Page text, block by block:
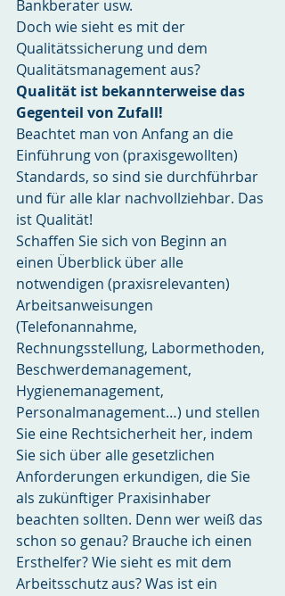
Bankberater usw.
Doch wie sieht es mit der
Qualitätssicherung und dem
Qualitätsmanagement aus?
Qualität ist bekannterweise das
Gegenteil von Zufall!
Beachtet man von Anfang an die
Einführung von (praxisgewollten)
Standards, so sind sie durchführbar
und für alle klar nachvollziehbar. Das
ist Qualität!
Schaffen Sie sich von Beginn an
einen Überblick über alle
notwendigen (praxisrelevanten)
Arbeitsanweisungen
(Telefonannahme,
Rechnungsstellung, Labormethoden,
Beschwerdemanagement,
Hygienemanagement,
Personalmanagement…) und stellen
Sie eine Rechtsicherheit her, indem
Sie sich über alle gesetzlichen
Anforderungen erkundigen, die Sie
als zukünftiger Praxisinhaber
beachten sollten. Denn wer weiß das
schon so genau? Brauche ich einen
Ersthelfer? Wie sieht es mit dem
Arbeitsschutz aus? Was ist ein